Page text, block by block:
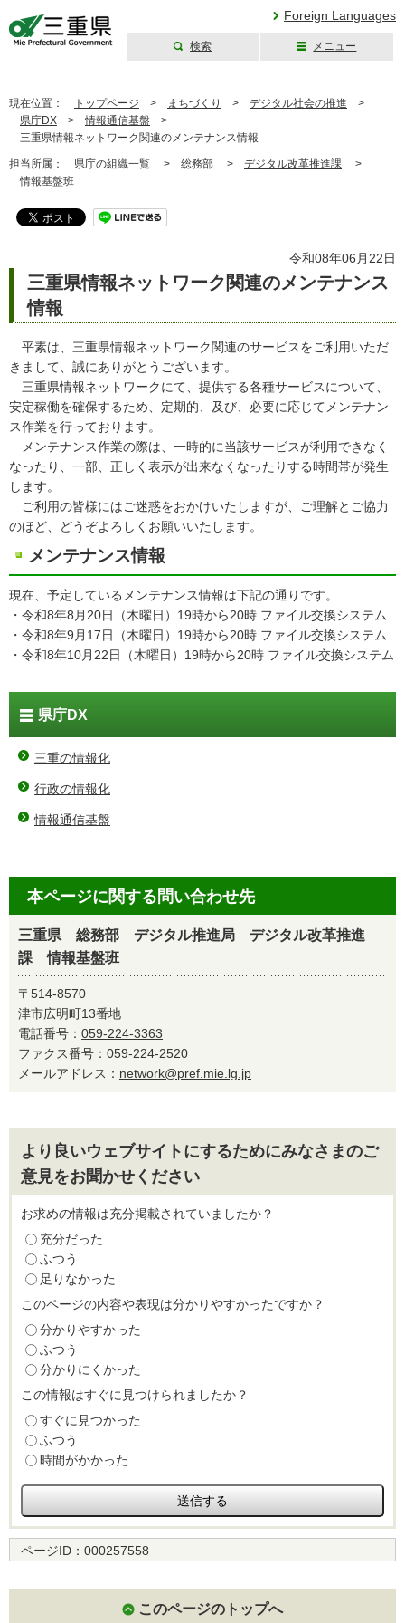
Foreign Languages
検索 メニュー
現在位置： トップページ > まちづくり > デジタル社会の推進 >
県庁DX > 情報通信基盤 >
三重県情報ネットワーク関連のメンテナンス情報
担当所属： 県庁の組織一覧 > 総務部 > デジタル改革推進課 >
情報基盤班
令和08年06月22日
三重県情報ネットワーク関連のメンテナンス
情報
平素は、三重県情報ネットワーク関連のサービスをご利用いただ
きまして、誠にありがとうございます。
三重県情報ネットワークにて、提供する各種サービスについて、
安定稼働を確保するため、定期的、及び、必要に応じてメンテナン
ス作業を行っております。
メンテナンス作業の際は、一時的に当該サービスが利用できなく
なったり、一部、正しく表示が出来なくなったりする時間帯が発生
します。
ご利用の皆様にはご迷惑をおかけいたしますが、ご理解とご協力
のほど、どうぞよろしくお願いいたします。
メンテナンス情報
現在、予定しているメンテナンス情報は下記の通りです。
・令和8年8月20日（木曜日）19時から20時 ファイル交換システム
・令和8年9月17日（木曜日）19時から20時 ファイル交換システム
・令和8年10月22日（木曜日）19時から20時 ファイル交換システム
県庁DX
三重の情報化
行政の情報化
情報通信基盤
本ページに関する問い合わせ先
三重県 総務部 デジタル推進局 デジタル改革推進
課 情報基盤班
〒514-8570
津市広明町13番地
電話番号： 059-224-3363
ファクス番号：059-224-2520
メールアドレス： network@pref.mie.lg.jp
より良いウェブサイトにするためにみなさまのご
意見をお聞かせください
お求めの情報は充分掲載されていましたか？
充分だった
ふつう
足りなかった
このページの内容や表現は分かりやすかったですか？
分かりやすかった
ふつう
分かりにくかった
この情報はすぐに見つけられましたか？
すぐに見つかった
ふつう
時間がかかった
ページID： 000257558
このページのトップへ